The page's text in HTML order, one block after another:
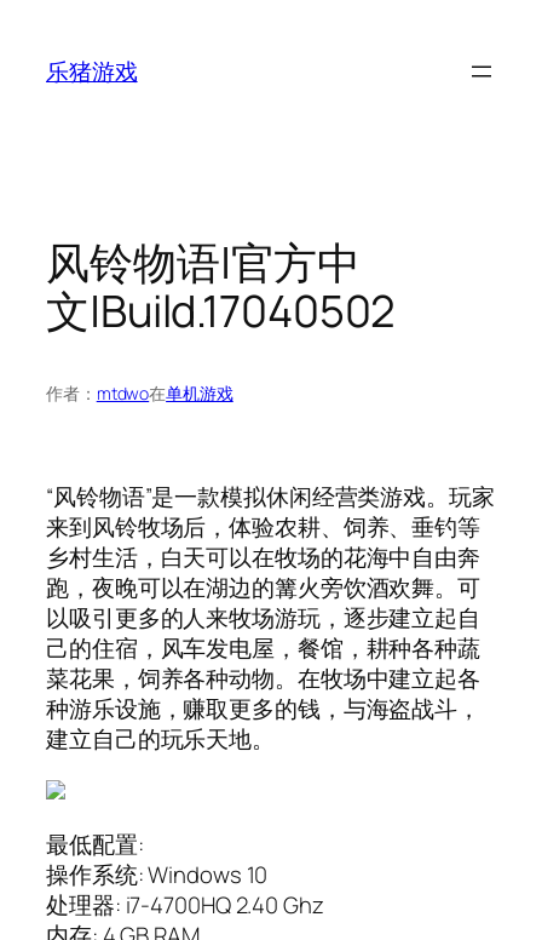
乐猪游戏
风铃物语|官方中
文|Build.17040502
作者： mtdwo在单机游戏
“风铃物语”是一款模拟休闲经营类游戏。玩家
来到风铃牧场后，体验农耕、饲养、垂钓等
乡村生活，白天可以在牧场的花海中自由奔
跑，夜晚可以在湖边的篝火旁饮酒欢舞。可
以吸引更多的人来牧场游玩，逐步建立起自
己的住宿，风车发电屋，餐馆，耕种各种蔬
菜花果，饲养各种动物。在牧场中建立起各
种游乐设施，赚取更多的钱，与海盗战斗，
建立自己的玩乐天地。
最低配置:
操作系统: Windows 10
处理器: i7-4700HQ 2.40 Ghz